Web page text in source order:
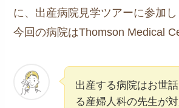
に、出産病院見学ツアーに参加し
今回の病院はThomson Medical
出産する病院はお世
る産婦人科の先生が